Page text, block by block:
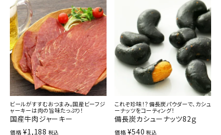
ビールがすすむおつまみ。国産ビーフジ
ャーキーは肉の旨味たっぷり！
国産牛肉ジャーキー
価格 ¥1,188 税込
これぞ珍味！？備長炭パウダーで、カシュ
ーナッツをコーティング！
備長炭カシューナッツ82ｇ
価格 ¥540 税込